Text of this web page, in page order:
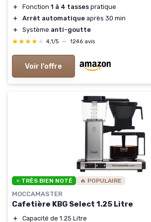
＋
Fonction 1 à 4 tasses pratique
＋
Arrêt automatique après 30 min
＋
Système anti-goutte
★★★★★
★★★★★ 4,1/5 — 1246 avis
Voir l'offre
⭐ TRÈS BIEN NOTÉ 🔥 POPULAIRE
MOCCAMASTER
Cafetière KBG Select 1.25 Litre
＋
Capacité de 1.25 Litre